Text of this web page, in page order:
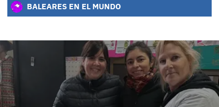
BALEARES EN EL MUNDO